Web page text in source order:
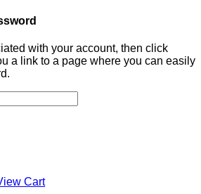
with your account, then click
a link to a page where you can easily
Cart